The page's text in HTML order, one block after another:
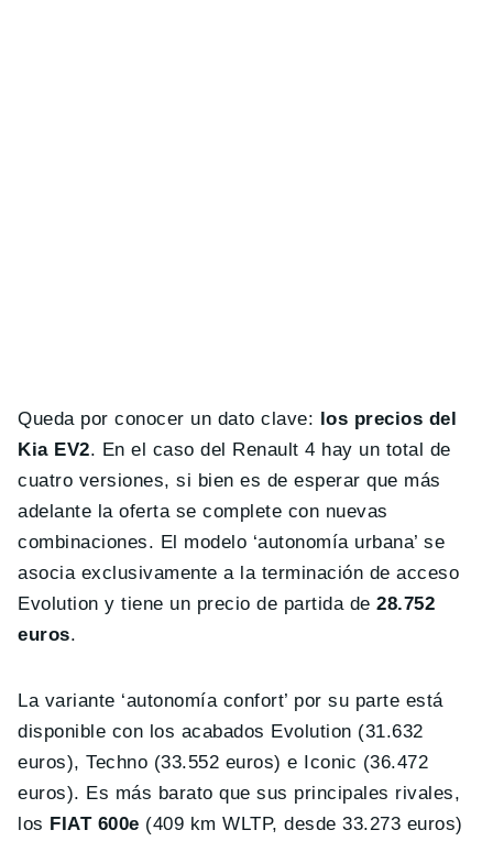
Queda por conocer un dato clave: los precios del
Kia EV2. En el caso del Renault 4 hay un total de
cuatro versiones, si bien es de esperar que más
adelante la oferta se complete con nuevas
combinaciones. El modelo ‘autonomía urbana’ se
asocia exclusivamente a la terminación de acceso
Evolution y tiene un precio de partida de28.752
euros.
La variante ‘autonomía confort’ por su parte está
disponible con los acabados Evolution (31.632
euros), Techno (33.552 euros) e Iconic (36.472
euros). Es más barato que sus principales rivales,
los FIAT 600e (409 km WLTP, desde 33.273 euros)